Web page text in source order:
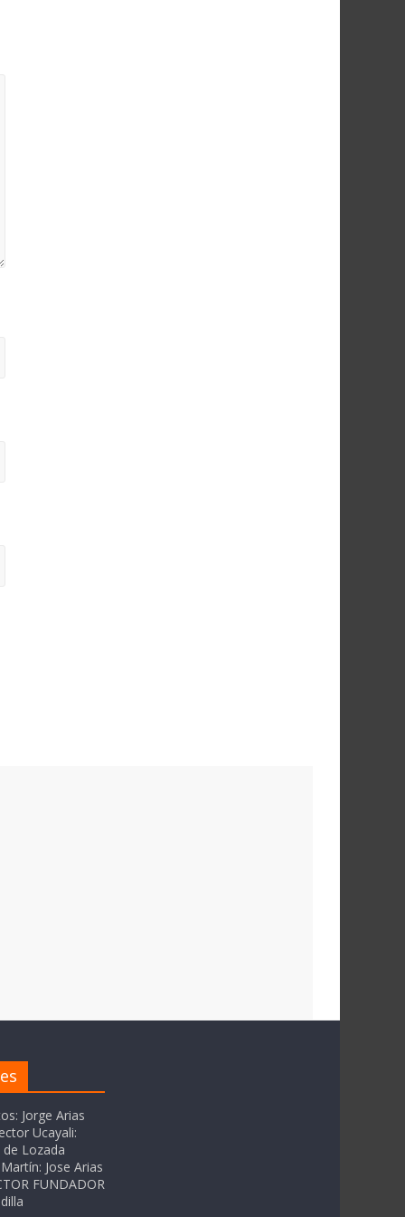
Jorge Arias
Ucayali:
de Lozada
Jose Arias
FUNDADOR